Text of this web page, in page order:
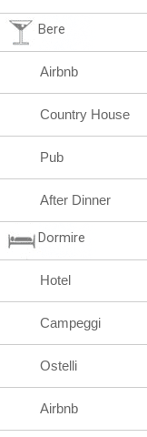
Bere
Airbnb
Country House
Pub
After Dinner
Dormire
Hotel
Campeggi
Ostelli
Airbnb